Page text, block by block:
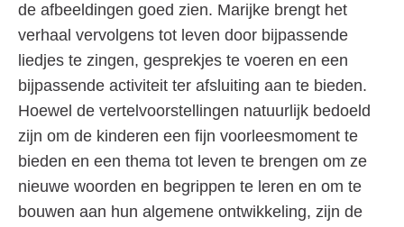
de afbeeldingen goed zien. Marijke brengt het
verhaal vervolgens tot leven door bijpassende
liedjes te zingen, gesprekjes te voeren en een
bijpassende activiteit ter afsluiting aan te bieden.
Hoewel de vertelvoorstellingen natuurlijk bedoeld
zijn om de kinderen een fijn voorleesmoment te
bieden en een thema tot leven te brengen om ze
nieuwe woorden en begrippen te leren en om te
bouwen aan hun algemene ontwikkeling, zijn de